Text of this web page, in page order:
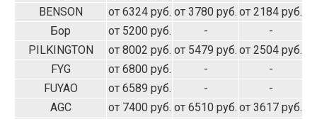
BENSON
от 6324 руб. от 3780 руб. от 2184 руб.
Бор
от 5200 руб. -
-
PILKINGTON
от 8002 руб. от 5479 руб. от 2504 руб.
FYG
от 6800 руб. -
-
FUYAO
от 6589 руб. -
-
AGC
от 7400 руб. от 6510 руб. от 3617 руб.